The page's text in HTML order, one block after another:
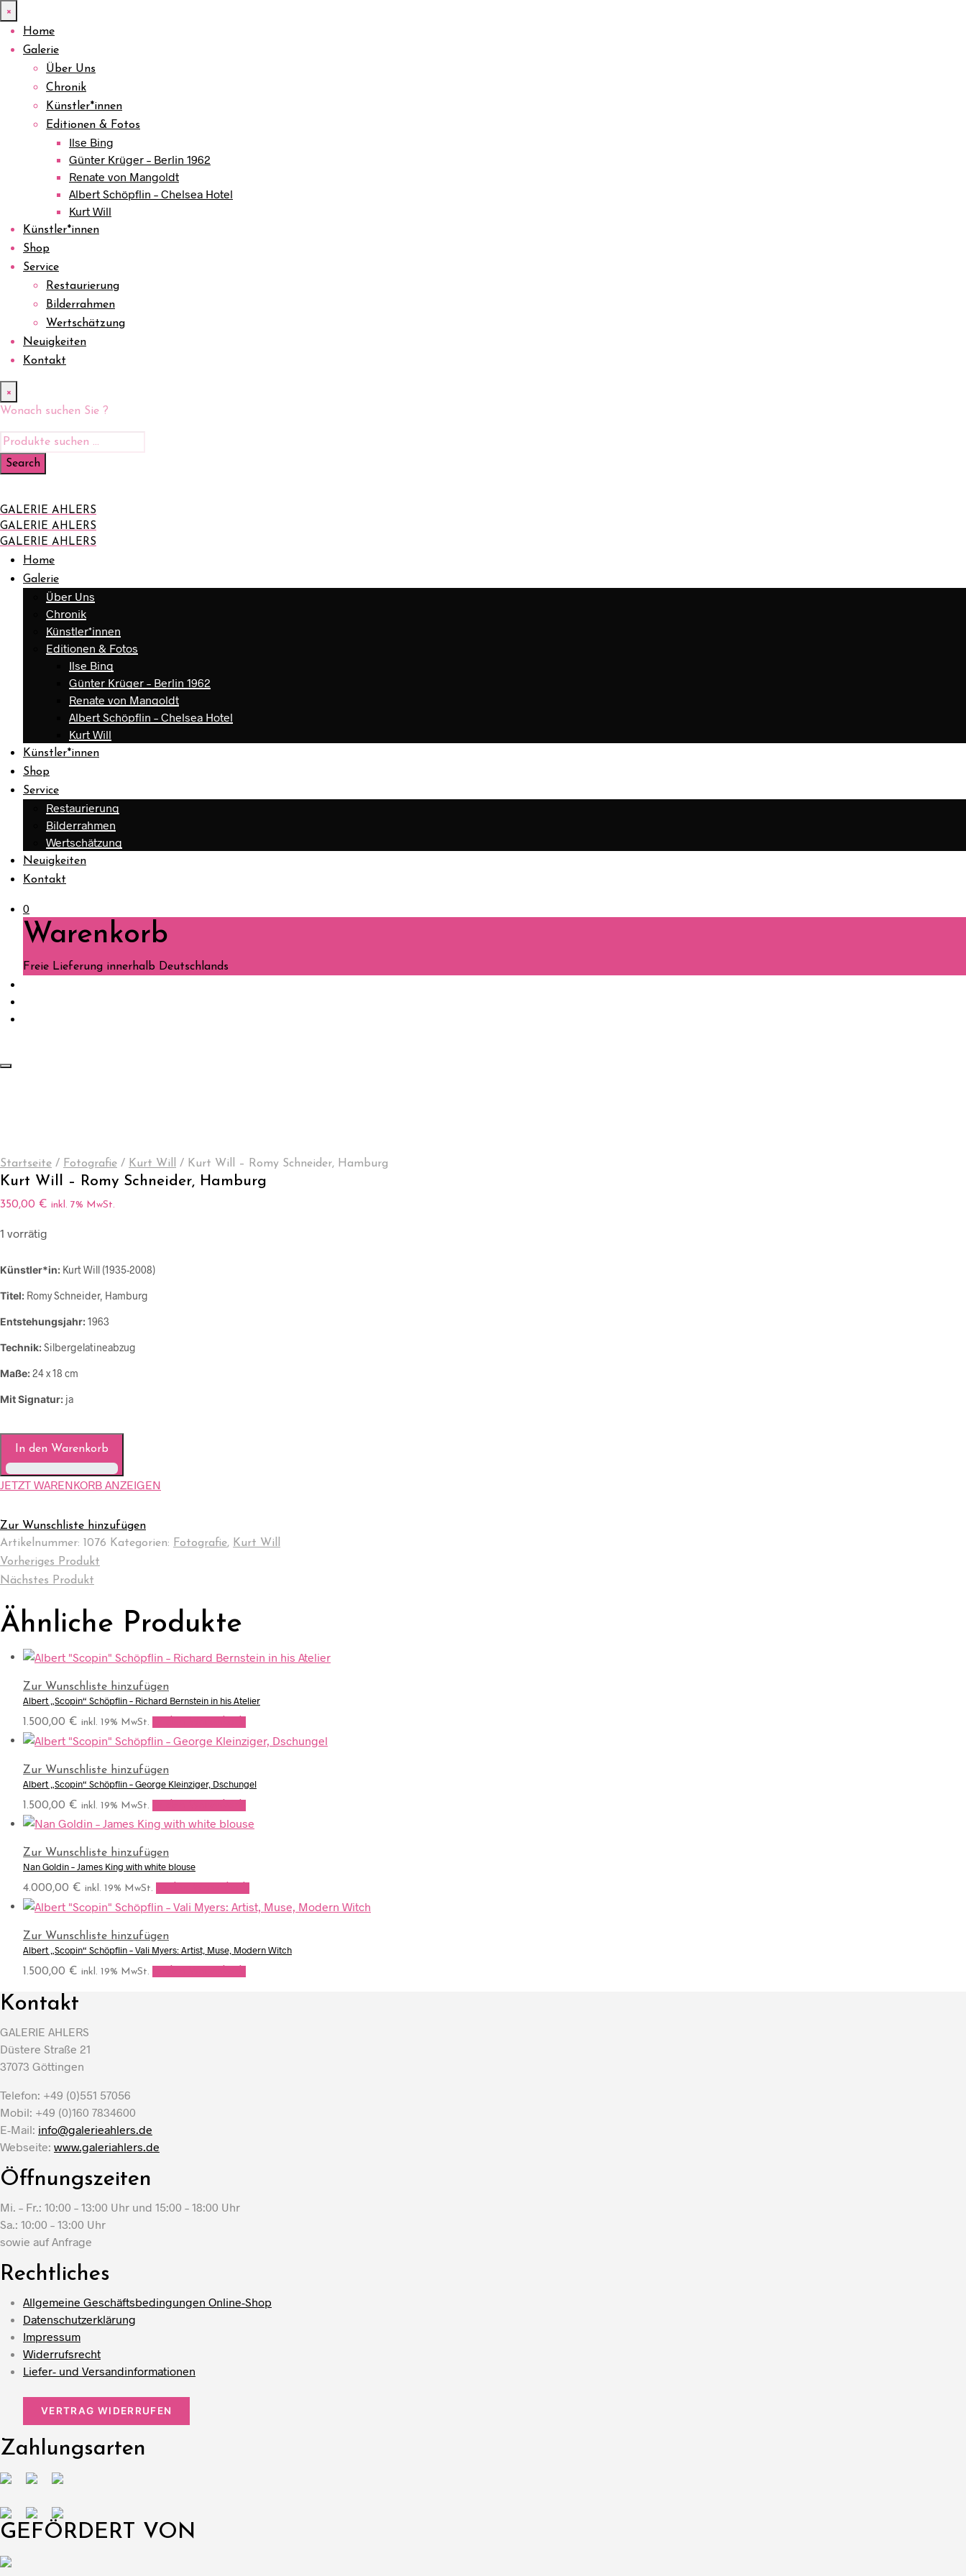
×
Home
Galerie
Über Uns
Chronik
Künstler*innen
Editionen & Fotos
Ilse Bing
Günter Krüger – Berlin 1962
Renate von Mangoldt
Albert Schöpflin – Chelsea Hotel
Kurt Will
Künstler*innen
Shop
Service
Restaurierung
Bilderrahmen
Wertschätzung
Neuigkeiten
Kontakt
×
Wonach suchen Sie ?
GALERIE AHLERS
GALERIE AHLERS
GALERIE AHLERS
Home
Galerie
Über Uns
Chronik
Künstler*innen
Editionen & Fotos
Ilse Bing
Günter Krüger – Berlin 1962
Renate von Mangoldt
Albert Schöpflin – Chelsea Hotel
Kurt Will
Künstler*innen
Shop
Service
Restaurierung
Bilderrahmen
Wertschätzung
Neuigkeiten
Kontakt
0
Warenkorb
Freie Lieferung innerhalb Deutschlands
Startseite / Fotografie / Kurt Will / Kurt Will – Romy Schneider, Hamburg
Kurt Will – Romy Schneider, Hamburg
350,00 € inkl. 7% MwSt.
1 vorrätig
Künstler*in: Kurt Will (1935-2008)
Titel: Romy Schneider, Hamburg
Entstehungsjahr:1963
Technik:Silbergelatineabzug
Maße:24 x 18 cm
Mit Signatur: ja
In den Warenkorb
JETZT WARENKORB ANZEIGEN
Zur Wunschliste hinzufügen
Artikelnummer:
1076 Kategorien: Fotografie, Kurt Will
Vorheriges Produkt
Nächstes Produkt
Ähnliche Produkte
Zur Wunschliste hinzufügen
Albert „Scopin“ Schöpflin – Richard Bernstein in his Atelier
1.500,00 € inkl. 19% MwSt.
Zur Wunschliste hinzufügen
Albert „Scopin“ Schöpflin – George Kleinziger, Dschungel
1.500,00 € inkl. 19% MwSt.
Zur Wunschliste hinzufügen
Nan Goldin – James King with white blouse
4.000,00 € inkl. 19% MwSt.
Zur Wunschliste hinzufügen
Albert „Scopin“ Schöpflin – Vali Myers: Artist, Muse, Modern Witch
1.500,00 € inkl. 19% MwSt.
Kontakt
GALERIE AHLERS
Düstere Straße 21
37073 Göttingen
Telefon: +49 (0)551 57056
Mobil: +49 (0)160 7834600
E-Mail: info@galerieahlers.de
Webseite: www.galeriahlers.de
Öffnungszeiten
Mi. – Fr.: 10:00 – 13:00 Uhr und 15:00 – 18:00 Uhr
Sa.: 10:00 – 13:00 Uhr
sowie auf Anfrage
Rechtliches
Allgemeine Geschäftsbedingungen Online-Shop
Datenschutzerklärung
Impressum
Widerrufsrecht
Liefer- und Versandinformationen
VERTRAG WIDERRUFEN
Zahlungsarten
GEFÖRDERT VON